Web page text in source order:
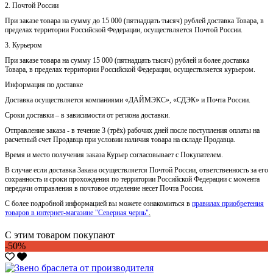
2. Почтой России
При заказе товара на сумму до 15 000 (пятнадцать тысяч) рублей доставка Товара, в
пределах территории Российской Федерации, осуществляется Почтой России.
3. Курьером
При заказе товара на сумму 15 000 (пятнадцать тысяч) рублей и более доставка
Товара, в пределах территории Российской Федерации, осуществляется курьером.
Информация по доставке
Доставка осуществляется компаниями «ДАЙМЭКС», «СДЭК» и Почта России.
Сроки доставки – в зависимости от региона доставки.
Отправление заказа - в течение 3 (трёх) рабочих дней после поступления оплаты на
расчетный счет Продавца при условии наличия товара на складе Продавца.
Время и место получения заказа Курьер согласовывает с Покупателем.
В случае если доставка Заказа осуществляется Почтой России, ответственность за его
сохранность и сроки прохождения по территории Российской Федерации с момента
передачи отправления в почтовое отделение несет Почта России.
С более подробной информацией вы можете ознакомиться в правилах приобретения
товаров в интернет-магазине "Северная чернь".
С этим товаром покупают
-50%